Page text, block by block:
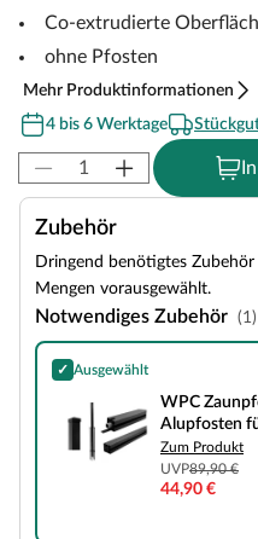
Co-extrudierte
ohne Pfosten
Mehr Produktinformationen
4 bis 6 Werktage
Zubehör
Dringend benötigtes
Mengen vorausgewählt.
Notwendiges Zubehör (1)
✓ Ausgewählt
WPC Zaunpfosten Anthrazit
WPC
Alupfosten
Zum Produkt
UVP89,90 €
44,90 €